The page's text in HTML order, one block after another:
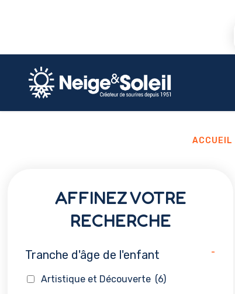
ACCUEIL
AFFINEZ VOTRE
RECHERCHE
Tranche d'âge de l'enfant -
Artistique et Découverte (6)